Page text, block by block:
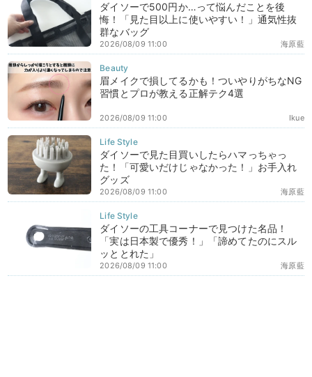
ダイソーで500円か…って悩んだことを後
悔！「見た目以上に使いやすい！」通気性抜
群なバッグ
海原藍
2026/08/09 11:00
眉メイクで損してるかも！ついやりがちなNG
習慣とプロが教える正解テク4選
Ikue
2026/08/09 11:00
ダイソーで見た目買いしたらハマっちゃっ
た！「可愛いだけじゃなかった！」お手入れ
グッズ
海原藍
2026/08/09 11:00
ダイソーの工具コーナーで見つけた名品！
「実は日本製で優秀！」「諦めてたのにスル
ッととれた」
海原藍
2026/08/09 11:00